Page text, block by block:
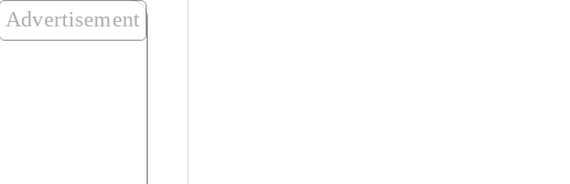
Advertisement